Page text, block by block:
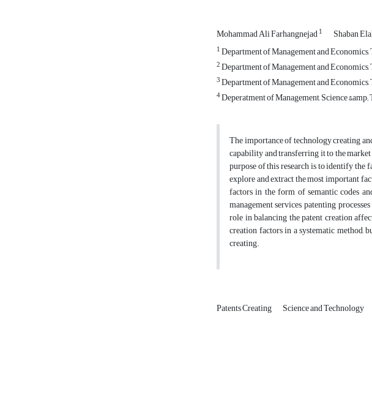
Mohammad Ali Farhangnejad1 Shaban
1Department of Management and
2Department of Management and
3Department of Management and
4Deperatment of Management, Science
The importance of technology creating
capability and transferring it to the
purpose of this research is to identify the
explore and extract the most important
factors in the form of semantic codes
management services, patenting
role in balancing the patent creation
creation factors in a systematic
creating.
Patents Creating Science and Technology